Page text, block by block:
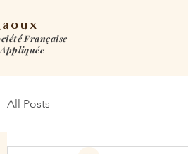
Française
All Posts